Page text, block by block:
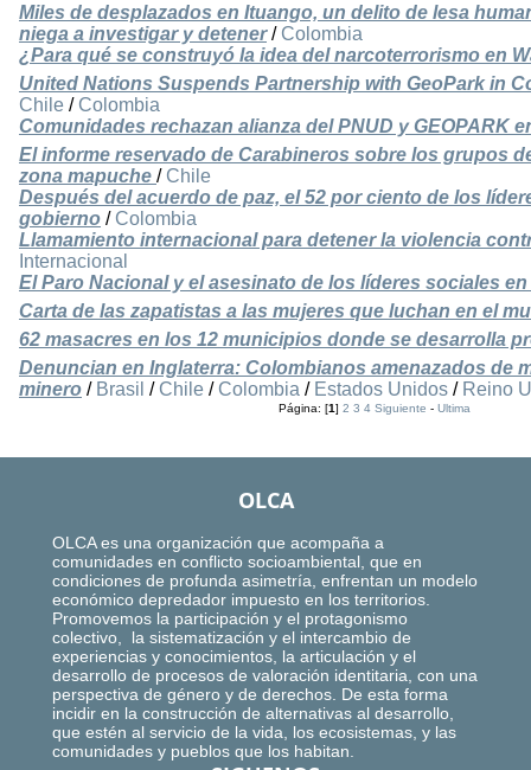
Miles de desplazados en Ituango, un delito de lesa
niega a investigar y detener/ Colombia
¿Para qué se construyó la idea del narcoterrorismo en
United Nations Suspends Partnership with GeoPark in
Chile / Colombia
Comunidades rechazan alianza del PNUD y GEOPARK
El informe reservado de Carabineros sobre los grupos
zona mapuche / Chile
Después del acuerdo de paz, el 52 por ciento de los
gobierno / Colombia
Llamamiento internacional para detener la violencia
Internacional
El Paro Nacional y el asesinato de los líderes sociales
Carta de las zapatistas a las mujeres que luchan en el
62 masacres en los 12 municipios donde se desarrolla
Denuncian en Inglaterra: Colombianos amenazados de
minero / Brasil / Chile / Colombia / Estados Unidos / Reino
Página: [1]2 3 4 Siguiente -Ultima
OLCA
OLCA es una organización que acompaña a
comunidades en conflicto socioambiental, que en
condiciones de profunda asimetría, enfrentan un modelo
económico depredador impuesto en los territorios.
Promovemos la participación y el protagonismo
colectivo, la sistematización y el intercambio de
experiencias y conocimientos, la articulación y el
desarrollo de procesos de valoración identitaria, con una
perspectiva de género y de derechos. De esta forma
incidir en la construcción de alternativas al desarrollo,
que estén al servicio de la vida, los ecosistemas, y las
comunidades y pueblos que los habitan.